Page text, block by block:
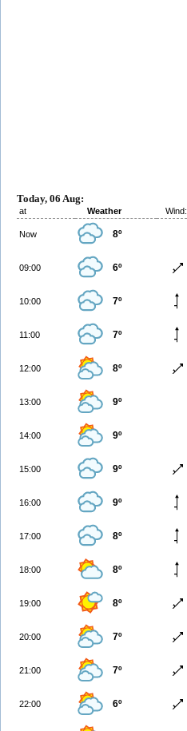
Today, 06 Aug:
at Weather Wind:
Now 8º
09:00 6º
10:00 7º
11:00 7º
12:00 8º
13:00 9º
14:00 9º
15:00 9º
16:00 9º
17:00 8º
18:00 8º
19:00 8º
20:00 7º
21:00 7º
22:00 6º